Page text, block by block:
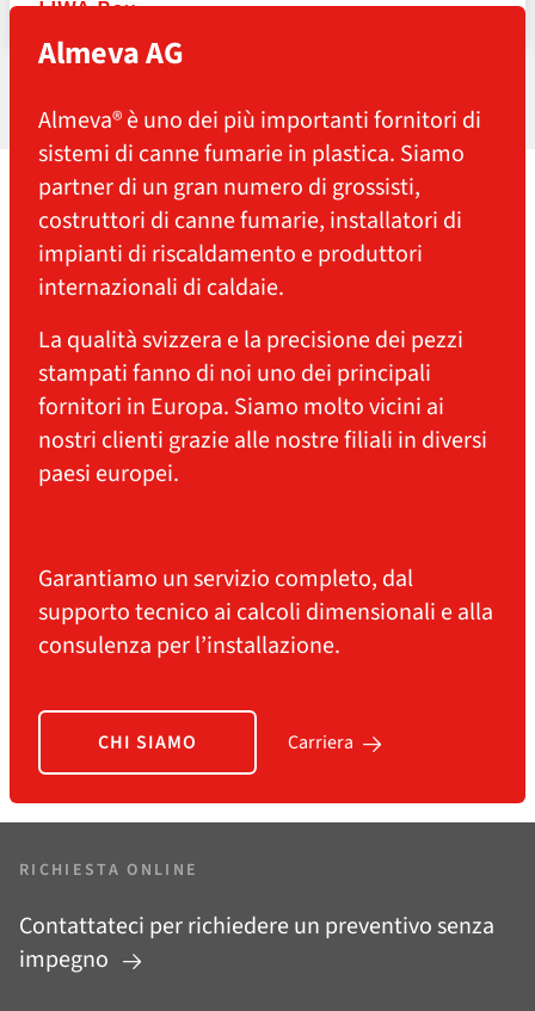
LIWA-Box
Almeva AG
Almeva® è uno dei più importanti fornitori di
sistemi di canne fumarie in plastica. Siamo
partner di un gran numero di grossisti,
costruttori di canne fumarie, installatori di
impianti di riscaldamento e produttori
internazionali di caldaie.
La qualità svizzera e la precisione dei pezzi
stampati fanno di noi uno dei principali
fornitori in Europa. Siamo molto vicini ai
nostri clienti grazie alle nostre filiali in diversi
paesi europei.
Garantiamo un servizio completo, dal
supporto tecnico ai calcoli dimensionali e alla
consulenza per l’installazione.
CHI SIAMO Carriera
RICHIESTA ONLINE
Contattateci per richiedere un preventivo senza
impegno